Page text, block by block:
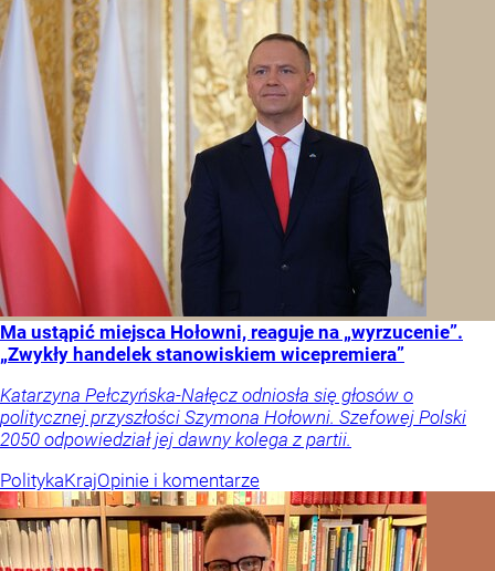
Ma ustąpić miejsca Hołowni, reaguje na „wyrzucenie”.
„Zwykły handelek stanowiskiem wicepremiera”
Katarzyna Pełczyńska-Nałęcz odniosła się głosów o
politycznej przyszłości Szymona Hołowni. Szefowej Polski
2050 odpowiedział jej dawny kolega z partii.
PolitykaKrajOpinie i komentarze